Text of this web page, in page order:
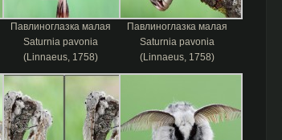
Павлиноглазка малая
Saturnia pavonia
(Linnaeus, 1758)
Павлиноглазка малая
Saturnia pavonia
(Linnaeus, 1758)